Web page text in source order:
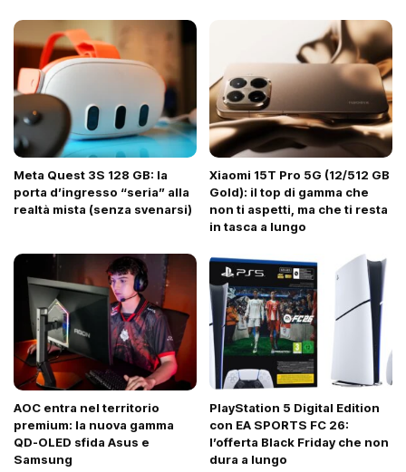
Meta Quest 3S 128 GB: la
porta d’ingresso “seria” alla
realtà mista (senza svenarsi)
Xiaomi 15T Pro 5G (12/512 GB
Gold): il top di gamma che
non ti aspetti, ma che ti resta
in tasca a lungo
AOC entra nel territorio
premium: la nuova gamma
QD-OLED sfida Asus e
Samsung
PlayStation 5 Digital Edition
con EA SPORTS FC 26:
l’offerta Black Friday che non
dura a lungo